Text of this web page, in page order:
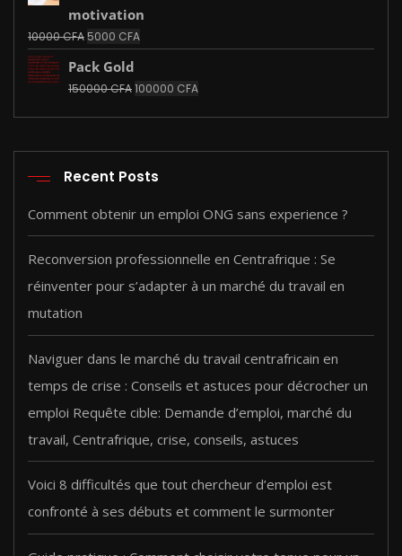
10000 CFA.
motivation
10000CFA Le
prix
initial
était :
5000 CFALe
prix
est :
Pack Gold
150000CFALe
initial
150000 CFA.
100000 CFALe
actuel
100000 CFA.
Recent Posts
Comment obtenir un emploi ONG sans experience ?
Reconversion professionnelle en Centrafrique : Se
réinventer pour s’adapter à un marché du travail en
mutation
Naviguer dans le marché du travail centrafricain en
temps de crise : Conseils et astuces pour décrocher un
emploi Requête cible: Demande d’emploi, marché du
travail, Centrafrique, crise, conseils, astuces
Voici 8 difficultés que tout chercheur d’emploi est
confronté à ses débuts et comment le surmonter